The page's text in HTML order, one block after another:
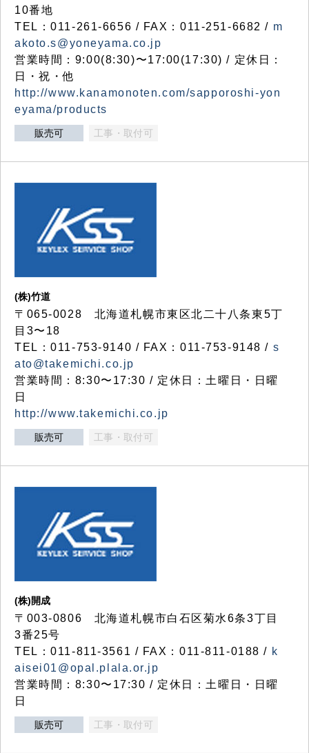
10番地
TEL：011-261-6656 / FAX：011-251-6682 / m
akoto.s@yoneyama.co.jp
営業時間：9:00(8:30)〜17:00(17:30) / 定休日：
日・祝・他
http://www.kanamonoten.com/sapporoshi-yon
eyama/products
販売可 工事・取付可
(株)竹道
〒065-0028 北海道札幌市東区北二十八条東5丁
目3〜18
TEL：011-753-9140 / FAX：011-753-9148 / s
ato@takemichi.co.jp
営業時間：8:30〜17:30 / 定休日：土曜日・日曜
日
http://www.takemichi.co.jp
販売可 工事・取付可
(株)開成
〒003-0806 北海道札幌市白石区菊水6条3丁目
3番25号
TEL：011-811-3561 / FAX：011-811-0188 / k
aisei01@opal.plala.or.jp
営業時間：8:30〜17:30 / 定休日：土曜日・日曜
日
販売可 工事・取付可